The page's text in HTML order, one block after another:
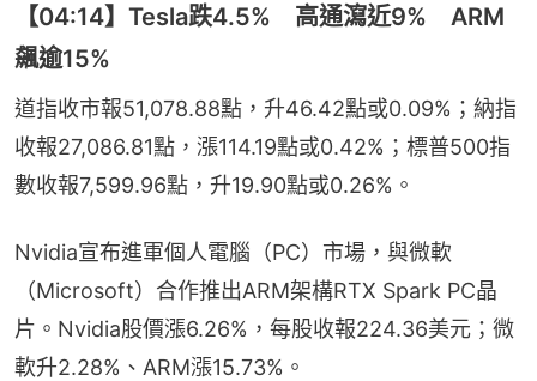
【04:14】Tesla跌4.5% 高通瀉近9% ARM
飆逾15%
道指收市報51,078.88點，升46.42點或0.09%；納指
收報27,086.81點，漲114.19點或0.42%；標普500指
數收報7,599.96點，升19.90點或0.26%。
Nvidia宣布進軍個人電腦（PC）市場，與微軟
（Microsoft）合作推出ARM架構RTX Spark PC晶
片。Nvidia股價漲6.26%，每股收報224.36美元；微
軟升2.28%、ARM漲15.73%。